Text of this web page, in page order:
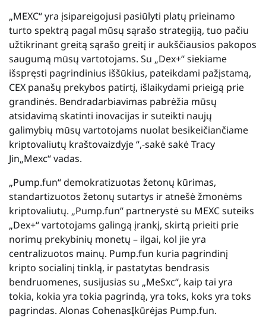
„MEXC“ yra įsipareigojusi pasiūlyti platų prieinamo
turto spektrą pagal mūsų sąrašo strategiją, tuo pačiu
užtikrinant greitą sąrašo greitį ir aukščiausios pakopos
saugumą mūsų vartotojams. Su „Dex+“ siekiame
išspręsti pagrindinius iššūkius, pateikdami pažįstamą,
CEX panašų prekybos patirtį, išlaikydami prieigą prie
grandinės. Bendradarbiavimas pabrėžia mūsų
atsidavimą skatinti inovacijas ir suteikti naujų
galimybių mūsų vartotojams nuolat besikeičiančiame
kriptovaliutų kraštovaizdyje “,-sakė sakėTracy
Jin„Mexc“ vadas.
„Pump.fun“ demokratizuotas žetonų kūrimas,
standartizuotos žetonų sutartys ir atnešė žmonėms
kriptovaliutų. „Pump.fun“ partnerystė su MEXC suteiks
„Dex+“ vartotojams galingą įrankį, skirtą prieiti prie
norimų prekybinių monetų – ilgai, kol jie yra
centralizuotos mainų. Pump.fun kuria pagrindinį
kripto socialinį tinklą, ir pastatytas bendrasis
bendruomenes, susijusias su „MeSxc“, kaip tai yra
tokia, kokia yra tokia pagrindą, yra toks, koks yra toks
pagrindas. Alonas CohenasĮkūrėjas Pump.fun.